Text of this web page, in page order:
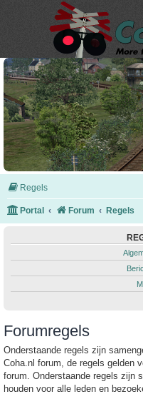
Regels
Portal Forum Regels
Forumregels
Onderstaande regels zijn
Coha.nl forum, de regels gelden
forum. Onderstaande regels zijn
houden voor alle leden en